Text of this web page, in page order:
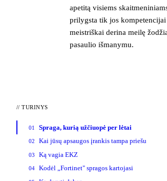
apetitą visiems
prilygsta tik jos
meistriškai derina meilę
pasaulio išmanymu.
// TURINYS
01 Spraga, kurią užčiuopė per lėtai
02 Kai jūsų apsaugos įrankis tampa priešu
03 Ką vagia EKZ
04 Kodėl „Fortinet" spragos kartojasi